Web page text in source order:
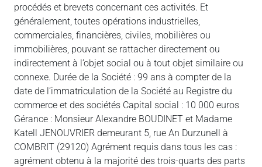
procédés et brevets concernant ces activités. Et
généralement, toutes opérations industrielles,
commerciales, financières, civiles, mobilières ou
immobilières, pouvant se rattacher directement ou
indirectement à l’objet social ou à tout objet similaire ou
connexe. Durée de la Société : 99 ans à compter de la
date de l’immatriculation de la Société au Registre du
commerce et des sociétés Capital social : 10 000 euros
Gérance : Monsieur Alexandre BOUDINET et Madame
Katell JENOUVRIER demeurant 5, rue An Durzunell à
COMBRIT (29120) Agrément requis dans tous les cas :
agrément obtenu à la majorité des trois-quarts des parts